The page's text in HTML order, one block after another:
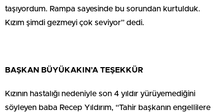
taşıyordum. Rampa sayesinde bu sorundan kurtulduk.
Kızım şimdi gezmeyi çok seviyor” dedi.
BAŞKAN BÜYÜKAKIN’A TEŞEKKÜR
Kızının hastalığı nedeniyle son 4 yıldır yürüyemediğini
söyleyen baba Recep Yıldırım, “Tahir başkanın engellilere